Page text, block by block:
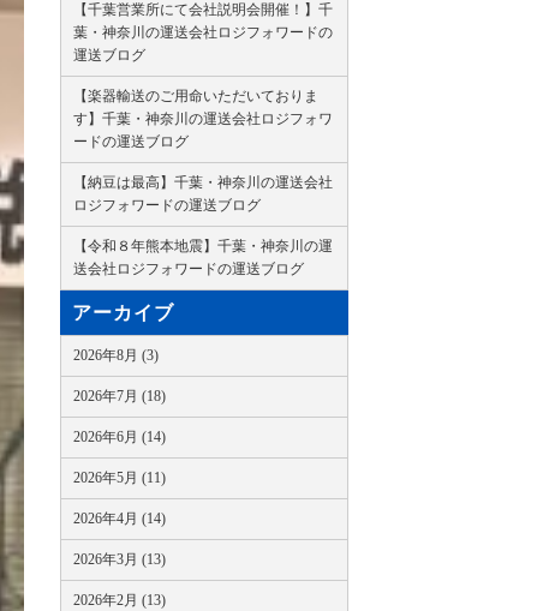
【千葉営業所にて会社説明会開催！】千
葉・神奈川の運送会社ロジフォワードの
運送ブログ
【楽器輸送のご用命いただいておりま
す】千葉・神奈川の運送会社ロジフォワ
ードの運送ブログ
【納豆は最高】千葉・神奈川の運送会社
ロジフォワードの運送ブログ
【令和８年熊本地震】千葉・神奈川の運
送会社ロジフォワードの運送ブログ
アーカイブ
2026年8月 (3)
2026年7月 (18)
2026年6月 (14)
2026年5月 (11)
2026年4月 (14)
2026年3月 (13)
2026年2月 (13)